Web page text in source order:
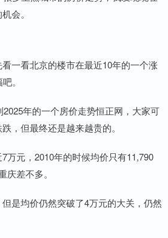
会。
一看北京的楼市在最近10年的一个涨
。
年的一个房价走势恒正网，大家可
，但最终还是越来越贵的。
万元，2010年的时候均价只有11,790
庆差不多。
是均价仍然突破了4万元的大关，仍然